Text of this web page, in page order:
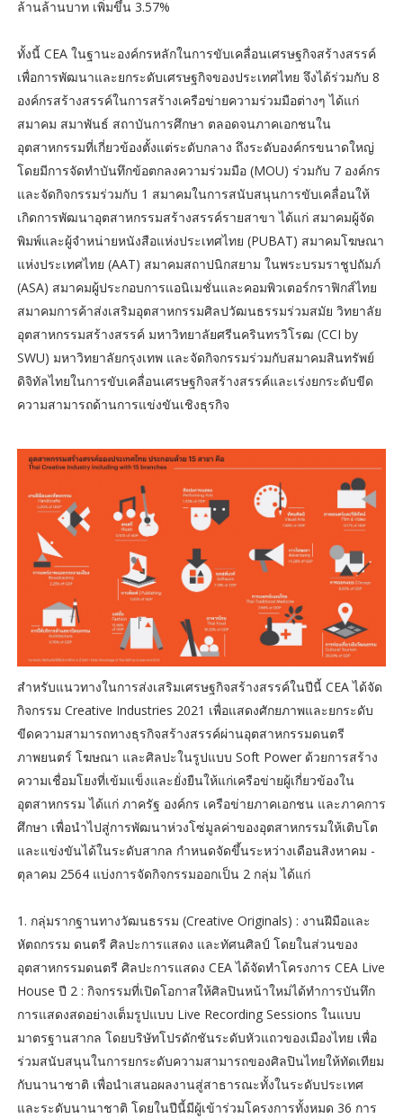
ล้านล้านบาท เพิ่มขึ้น 3.57%
ทั้งนี้ CEA ในฐานะองค์กรหลักในการขับเคลื่อนเศรษฐกิจสร้างสรรค์
เพื่อการพัฒนาและยกระดับเศรษฐกิจของประเทศไทย จึงได้ร่วมกับ 8
องค์กรสร้างสรรค์ในการสร้างเครือข่ายความร่วมมือต่างๆ ได้แก่
สมาคม สมาพันธ์ สถาบันการศึกษา ตลอดจนภาคเอกชนใน
อุตสาหกรรมที่เกี่ยวข้องตั้งแต่ระดับกลาง ถึงระดับองค์กรขนาดใหญ่
โดยมีการจัดทำบันทึกข้อตกลงความร่วมมือ (MOU) ร่วมกับ 7 องค์กร
และจัดกิจกรรมร่วมกับ 1 สมาคมในการสนับสนุนการขับเคลื่อนให้
เกิดการพัฒนาอุตสาหกรรมสร้างสรรค์รายสาขา ได้แก่ สมาคมผู้จัด
พิมพ์และผู้จำหน่ายหนังสือแห่งประเทศไทย (PUBAT) สมาคมโฆษณา
แห่งประเทศไทย (AAT) สมาคมสถาปนิกสยาม ในพระบรมราชูปถัมภ์
(ASA) สมาคมผู้ประกอบการแอนิเมชั่นและคอมพิวเตอร์กราฟิกส์ไทย
สมาคมการค้าส่งเสริมอุตสาหกรรมศิลปวัฒนธรรมร่วมสมัย วิทยาลัย
อุตสาหกรรมสร้างสรรค์ มหาวิทยาลัยศรีนครินทรวิโรฒ (CCI by
SWU) มหาวิทยาลัยกรุงเทพ และจัดกิจกรรมร่วมกับสมาคมสินทรัพย์
ดิจิทัลไทยในการขับเคลื่อนเศรษฐกิจสร้างสรรค์และเร่งยกระดับขีด
ความสามารถด้านการแข่งขันเชิงธุรกิจ
สำหรับแนวทางในการส่งเสริมเศรษฐกิจสร้างสรรค์ในปีนี้ CEA ได้จัด
กิจกรรม Creative Industries 2021 เพื่อแสดงศักยภาพและยกระดับ
ขีดความสามารถทางธุรกิจสร้างสรรค์ผ่านอุตสาหกรรมดนตรี
ภาพยนตร์ โฆษณา และศิลปะในรูปแบบ Soft Power ด้วยการสร้าง
ความเชื่อมโยงที่เข้มแข็งและยั่งยืนให้แก่เครือข่ายผู้เกี่ยวข้องใน
อุตสาหกรรม ได้แก่ ภาครัฐ องค์กร เครือข่ายภาคเอกชน และภาคการ
ศึกษา เพื่อนำไปสู่การพัฒนาห่วงโซ่มูลค่าของอุตสาหกรรมให้เติบโต
และแข่งขันได้ในระดับสากล กำหนดจัดขึ้นระหว่างเดือนสิงหาคม -
ตุลาคม 2564 แบ่งการจัดกิจกรรมออกเป็น 2 กลุ่ม ได้แก่
1. กลุ่มรากฐานทางวัฒนธรรม (Creative Originals) : งานฝีมือและ
หัตถกรรม ดนตรี ศิลปะการแสดง และทัศนศิลป์ โดยในส่วนของ
อุตสาหกรรมดนตรี ศิลปะการแสดง CEA ได้จัดทำโครงการ CEA Live
House ปี 2 : กิจกรรมที่เปิดโอกาสให้ศิลปินหน้าใหม่ได้ทำการบันทึก
การแสดงสดอย่างเต็มรูปแบบ Live Recording Sessions ในแบบ
มาตรฐานสากล โดยบริษัทโปรดักชันระดับหัวแถวของเมืองไทย เพื่อ
ร่วมสนับสนุนในการยกระดับความสามารถของศิลปินไทยให้ทัดเทียม
กับนานาชาติ เพื่อนำเสนอผลงานสู่สาธารณะทั้งในระดับประเทศ
และระดับนานาชาติ โดยในปีนี้มีผู้เข้าร่วมโครงการทั้งหมด 36 การ